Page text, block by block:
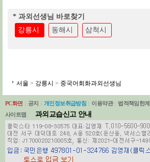
* 과외선생님 바로찾기
강릉시
동해시 삼척시
서울 > 강릉시 > 중국어회화과외선생님
PC화면 공지 개인정보취급방침 이용약관 법적책임한계
사이트맵
과외교습신고 안내